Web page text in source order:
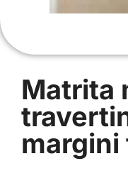
Matrita
margini